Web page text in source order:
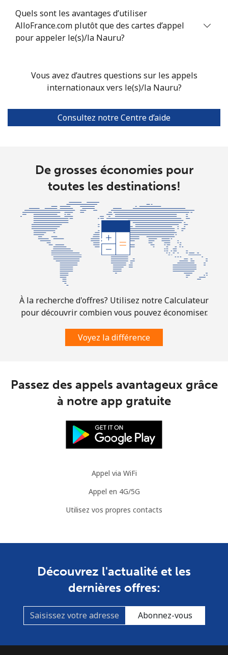
Norfolk Island
All country ⁦200.9¢⁩
All country ⁦73.9¢⁩ 6 min pour ⁦$5⁩
Norway
⁦1.6¢⁩
312 min pour
⁦$5⁩
Quels sont les avantages d’utiliser
AlloFrance.com plutôt que des cartes d’appel
pour appeler le(s)/la Nauru?
Vous avez d’autres questions sur les appels
internationaux vers le(s)/la Nauru?
Consultez notre Centre d’aide
De grosses économies pour
toutes les destinations!
À la recherche d'offres? Utilisez notre Calculateur
pour découvrir combien vous pouvez économiser.
Voyez la différence
Passez des appels avantageux grâce
à notre app gratuite
Appel via WiFi
Appel en 4G/5G
Utilisez vos propres contacts
Découvrez l'actualité et les
dernières offres:
Abonnez-vous